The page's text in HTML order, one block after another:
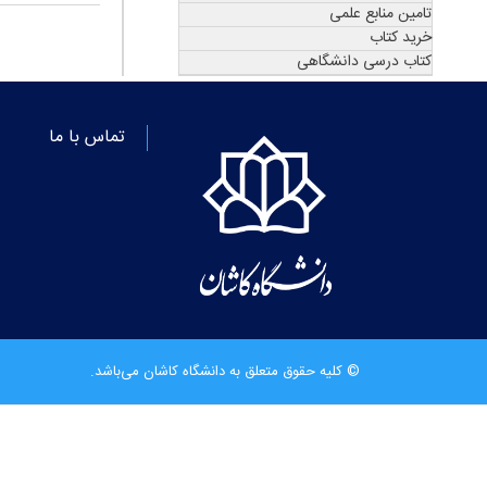
تامین منابع علمی
خرید کتاب
کتاب درسی دانشگاهی
تماس با ما
© کلیه حقوق متعلق به دانشگاه کاشان می‌باشد.